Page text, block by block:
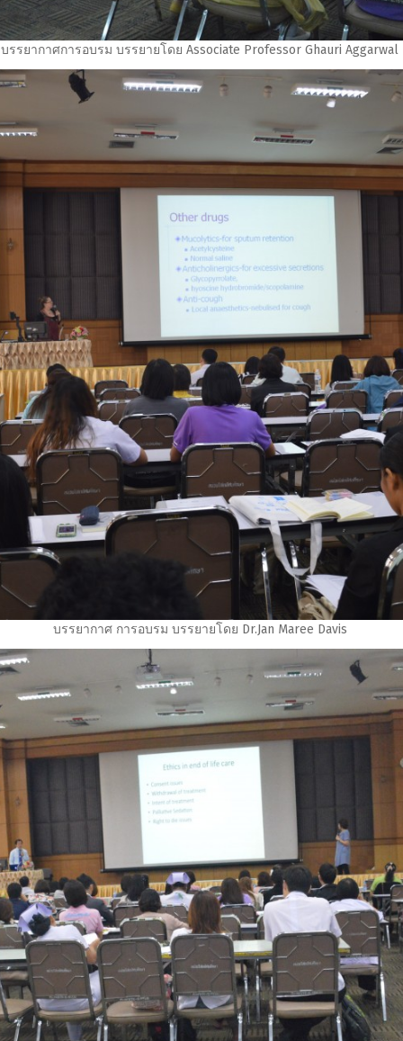
บรรยากาศการอบรม บรรยายโดย Associate Professor Ghauri Aggarwal
บรรยากาศ การอบรม บรรยายโดย Dr.Jan Maree Davis